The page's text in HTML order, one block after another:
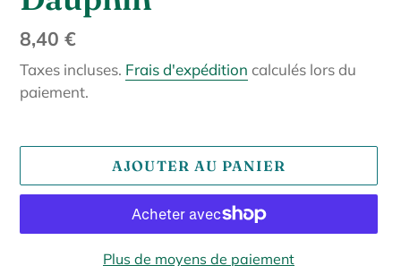
Prix
normal
8,40 €
Taxes incluses. Frais d'expédition calculés lors du
paiement.
AJOUTER AU PANIER
Plus de moyens de paiement